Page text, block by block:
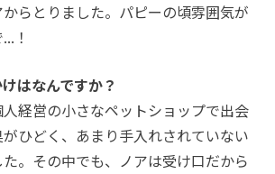
らとりました。パピーの頃雰囲気が
！
はなんですか？
経営の小さなペットショップで出会
ひどく、あまり手入れされていない
。その中でも、ノアは受け口だから